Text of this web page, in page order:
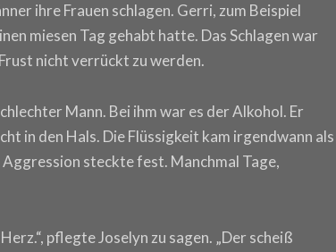
ihre Frauen schlagen. Gerri, zum Beispiel
miesen Tag gehabt hatte. Das Schlagen war
nicht verrückt zu werden.
Mann. Bei ihm war es der Alkohol. Er
in den Hals. Die Flüssigkeit kam irgendwann als
steckte fest. Manchmal Tage,
pflegte Joselyn zu sagen. „Der scheiß